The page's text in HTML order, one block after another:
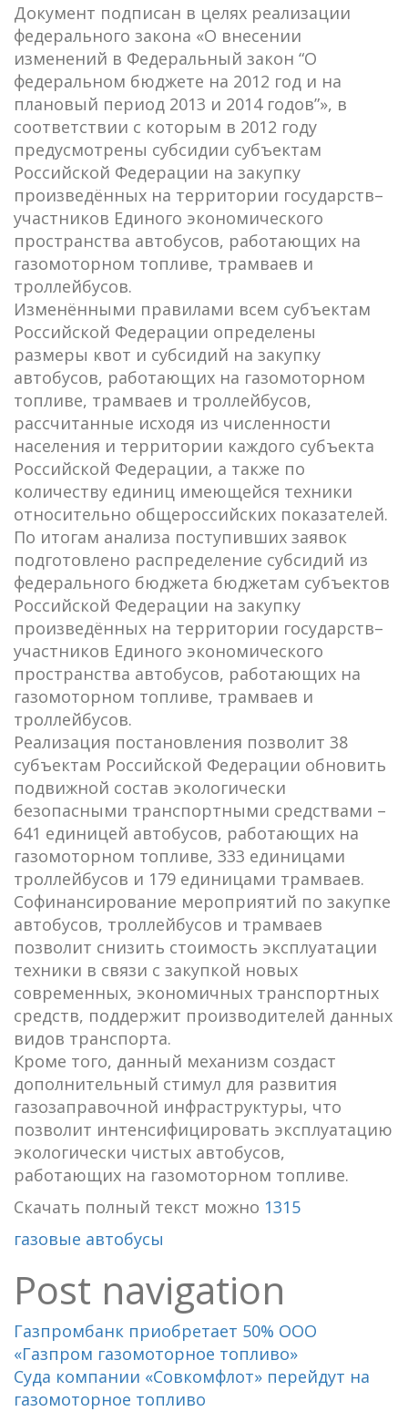
Документ подписан в целях реализации
федерального закона «О внесении
изменений в Федеральный закон “О
федеральном бюджете на 2012 год и на
плановый период 2013 и 2014 годов”», в
соответствии с которым в 2012 году
предусмотрены субсидии субъектам
Российской Федерации на закупку
произведённых на территории государств–
участников Единого экономического
пространства автобусов, работающих на
газомоторном топливе, трамваев и
троллейбусов.
Изменёнными правилами всем субъектам
Российской Федерации определены
размеры квот и субсидий на закупку
автобусов, работающих на газомоторном
топливе, трамваев и троллейбусов,
рассчитанные исходя из численности
населения и территории каждого субъекта
Российской Федерации, а также по
количеству единиц имеющейся техники
относительно общероссийских показателей.
По итогам анализа поступивших заявок
подготовлено распределение субсидий из
федерального бюджета бюджетам субъектов
Российской Федерации на закупку
произведённых на территории государств–
участников Единого экономического
пространства автобусов, работающих на
газомоторном топливе, трамваев и
троллейбусов.
Реализация постановления позволит 38
субъектам Российской Федерации обновить
подвижной состав экологически
безопасными транспортными средствами –
641 единицей автобусов, работающих на
газомоторном топливе, 333 единицами
троллейбусов и 179 единицами трамваев.
Софинансирование мероприятий по закупке
автобусов, троллейбусов и трамваев
позволит снизить стоимость эксплуатации
техники в связи с закупкой новых
современных, экономичных транспортных
средств, поддержит производителей данных
видов транспорта.
Кроме того, данный механизм создаст
дополнительный стимул для развития
газозаправочной инфраструктуры, что
позволит интенсифицировать эксплуатацию
экологически чистых автобусов,
работающих на газомоторном топливе.
Скачать полный текст можно 1315
газовые автобусы
Post navigation
Газпромбанк приобретает 50% ООО
«Газпром газомоторное топливо»
Суда компании «Совкомфлот» перейдут на
газомоторное топливо